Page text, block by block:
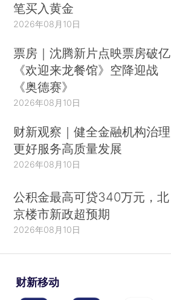
笔买入黄金
2026年08月10日
票房｜沈腾新片点映票房破亿
《欢迎来龙餐馆》空降迎战
《奥德赛》
2026年08月10日
财新观察｜健全金融机构治理
更好服务高质量发展
2026年08月10日
公积金最高可贷340万元，北
京楼市新政超预期
2026年08月10日
财新移动